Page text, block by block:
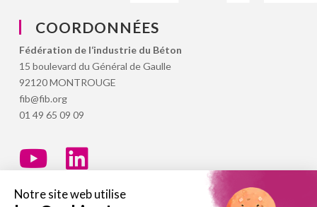
COORDONNÉES
Fédération de l‘industrie du Béton
15 boulevard du Général de Gaulle
92120 MONTROUGE
fib@fib.org
01 49 65 09 09